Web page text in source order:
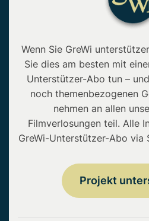
Wenn Sie GreWi
Sie dies am besten mit
Unterstützer-Abo tun –
noch themenbezogenen
nehmen an allen
Filmverlosungen teil. Alle
GreWi-Unterstützer-Abo via
Projekt